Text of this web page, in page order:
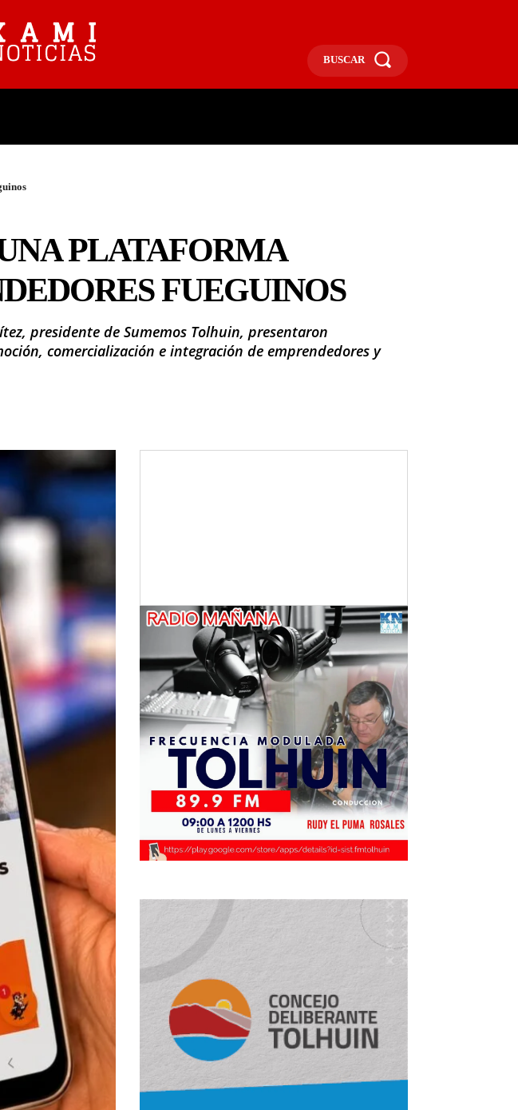
BUSCAR
PLATAFORMA
FUEGUINOS
presidente de Sumemos Tolhuin, presentaron
comercialización e integración de emprendedores y